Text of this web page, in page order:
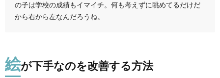
の子は学校の成績もイマイチ。何も考えずに眺めてるだけだ
から右から左なんだろうね。
絵が下手なのを改善する方法